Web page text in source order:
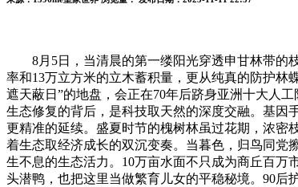
8月5日，当清晨的第一缕阳光穿透申甘林带的枝
率和13万立方米的立木蓄积量，更从纯真的防护林
遮天蔽日”的地盘，会正在70年后跻身亚洲十大人
生态修复的背后，是科技取天然的深度交融。基因
更精准的延续。盛夏时节的槐树林虽过花期，浓密
着生态取经济成长的双沉变奏。当暮色，归鸟同党
生不息的生态活力。10万亩水面不只成为商丘百万
头潜鸭，也把这里当做繁育儿女的平稳秘境。90后